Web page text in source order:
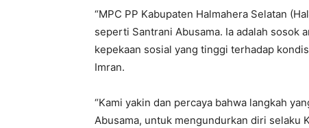
“MPC PP Kabupaten Halmahera Selatan
seperti Santrani Abusama. Ia adalah sosok
kepekaan sosial yang tinggi terhadap
Imran.
“Kami yakin dan percaya bahwa langkah
Abusama, untuk mengundurkan diri selaku